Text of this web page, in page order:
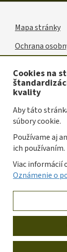
odkazy
Mapa stránky
Ochrana
Oznámenie o
Slovenskej
Tvorba stránok
Cookies na
kvality
Aby táto
súbory cookie.
Používame aj
ich používaním.
Viac informácií
Oznámenie o